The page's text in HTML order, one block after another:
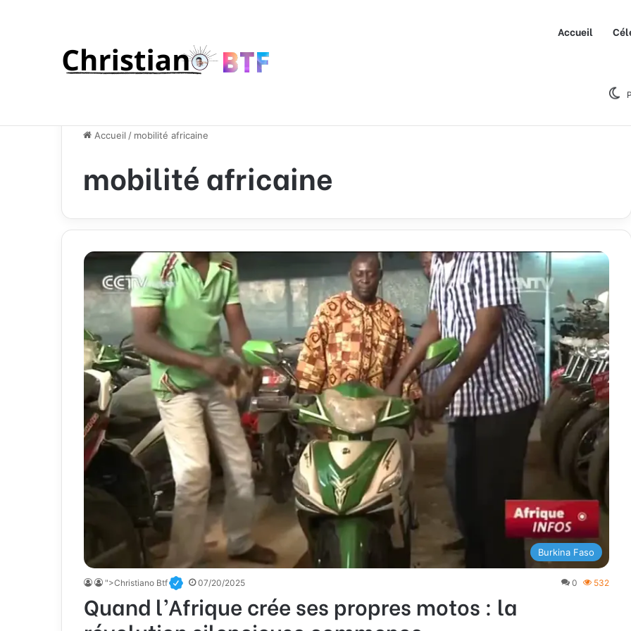
Accueil
Accueil / mobilité africaine
mobilité africaine
Burkina Faso
">Christiano Btf 07/20/2025 0 532
Quand l’Afrique crée ses propres motos : la